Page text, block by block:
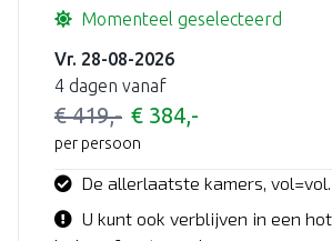
Momenteel geselecteerd
Vr. 28-08-2026
4 dagen vanaf
€ 419,- € 384,-
per persoon
De allerlaatste kamers, vol=vol.
U kunt ook verblijven in een